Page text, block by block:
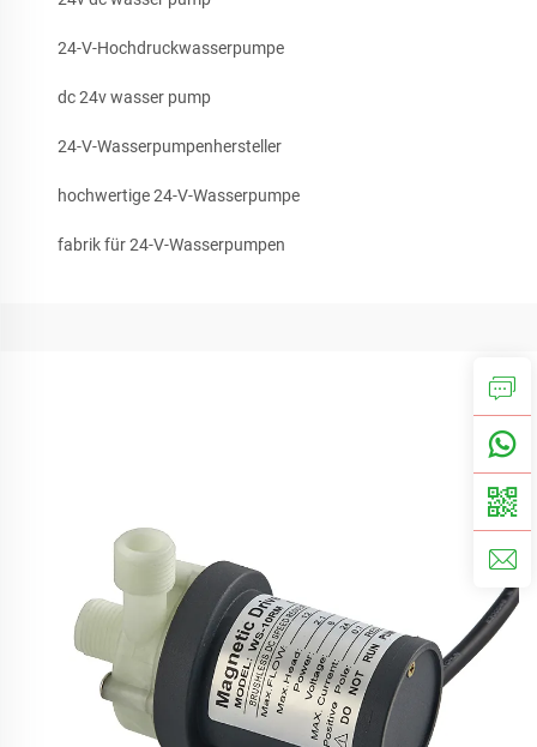
24-V-Hochdruckwasserpumpe
dc 24v wasser pump
24-V-Wasserpumpenhersteller
hochwertige 24-V-Wasserpumpe
fabrik für 24-V-Wasserpumpen